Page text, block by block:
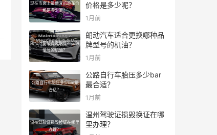
现在市面上最便宜的跑车价
格是多少呢？
价格是多少呢？
1月前
朗动汽车适合更换哪种品牌
型号的机油？
朗动汽车适合更换哪种品
牌型号的机油？
1月前
公路自行车胎压多少bar最
合适？
公路自行车胎压多少bar
最合适？
1月前
温州驾驶证损毁换证在哪里
办理？
温州驾驶证损毁换证在哪
里办理？